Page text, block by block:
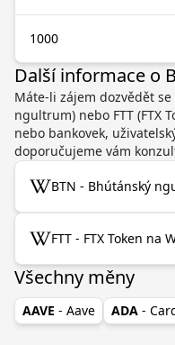
1000
Další informace o
Máte-li zájem dozvědět
ngultrum) nebo FTT (FTX
nebo bankovek,
doporučujeme vám
BTN - Bhútánský
FTT - FTX Token na
Všechny měny
AAVE - Aave ADA -